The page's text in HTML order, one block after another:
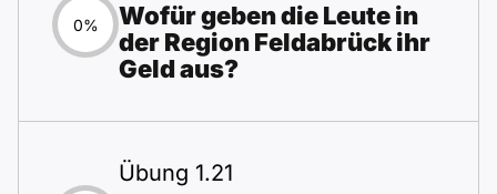
0%
Wofür geben die Leute in
der Region Feldabrück ihr
Geld aus?
Übung 1.21